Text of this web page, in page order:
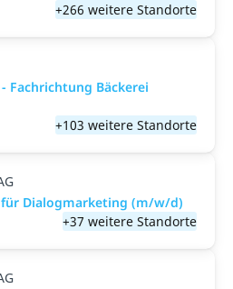
+266 weitere Standorte
Fachrichtung Bäckerei
+103 weitere Standorte
Dialogmarketing (m/w/d)
+37 weitere Standorte